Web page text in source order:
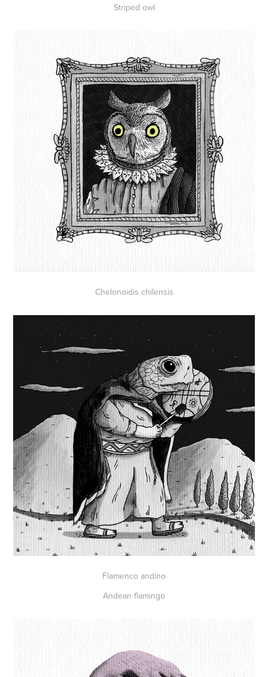
Striped owl
Chelonoidis chilensis
Flamenco andino
Andean flamingo